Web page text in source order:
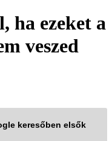
ha ezeket a
veszed
keresőben elsők